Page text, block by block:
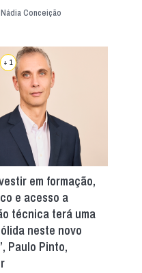
Nádia Conceição
+ 1
em formação,
e acesso a
técnica terá uma
neste novo
Paulo Pinto,